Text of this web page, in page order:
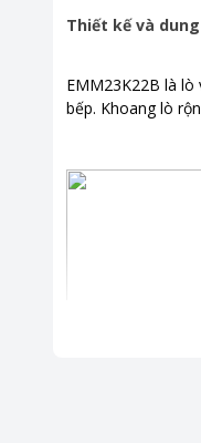
Thiết kế và
EMM23K22B là lò
bếp. Khoang lò